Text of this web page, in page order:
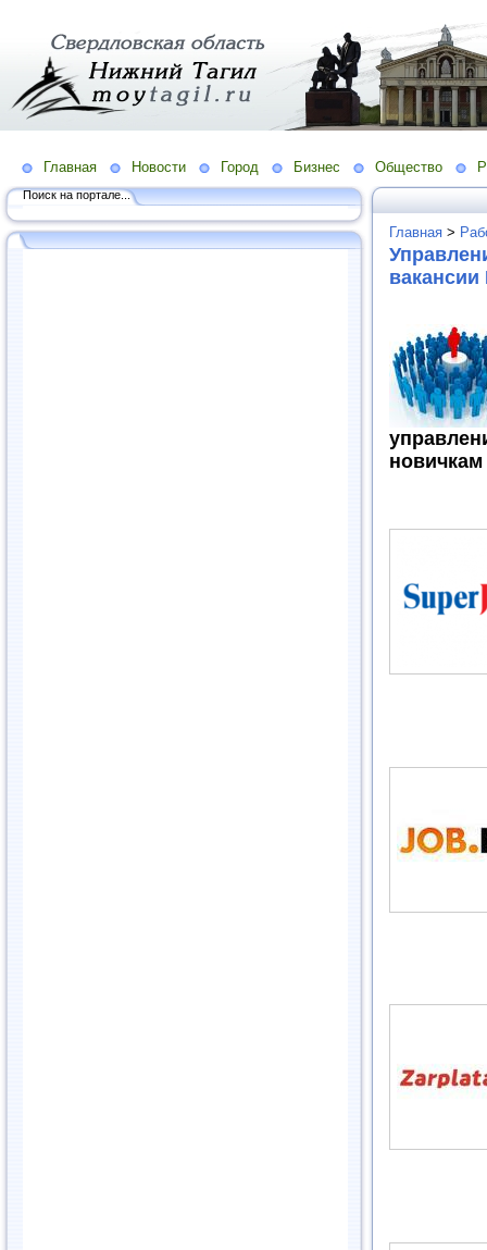
Главная Новости Город Бизнес Общество
Поиск на портале...
Главная >
России